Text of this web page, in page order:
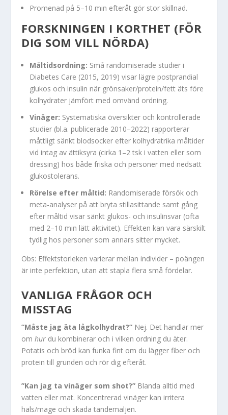
Promenad på 5–10 min efteråt gör stor skillnad.
FORSKNINGEN I KORTHET (FÖR
DIG SOM VILL NÖRDA)
Måltidsordning: Små randomiserade studier i
Diabetes Care (2015, 2019) visar lägre postprandial
glukos och insulin när grönsaker/protein/fett äts före
kolhydrater jämfört med omvänd ordning.
Vinäger: Systematiska översikter och kontrollerade
studier (bl.a. publicerade 2010–2022) rapporterar
måttligt sänkt blodsocker efter kolhydratrika måltider
vid intag av ättiksyra (cirka 1–2 tsk i vatten eller som
dressing) hos både friska och personer med nedsatt
glukostolerans.
Rörelse efter måltid: Randomiserade försök och
meta-analyser på att bryta stillasittande samt gång
efter måltid visar sänkt glukos- och insulinsvar (ofta
med 2–10 min lätt aktivitet). Effekten kan vara särskilt
tydlig hos personer som annars sitter mycket.
Obs: Effektstorleken varierar mellan individer – poängen
är inte perfektion, utan att stapla flera små fördelar.
VANLIGA FRÅGOR OCH
MISSTAG
”Måste jag äta lågkolhydrat?” Nej. Det handlar mer
omhur du kombinerar och i vilken ordning du äter.
Potatis och bröd kan funka fint om du lägger fiber och
protein till grunden och rör dig efteråt.
”Kan jag ta vinäger som shot?” Blanda alltid med
vatten eller mat. Koncentrerad vinäger kan irritera
hals/mage och skada tandemaljen.